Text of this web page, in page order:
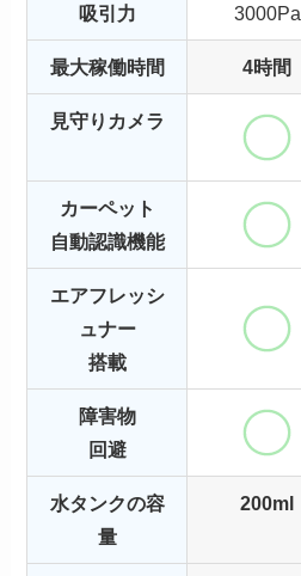
吸引力 3000Pa
最大稼働時間 4時間
見守りカメラ
カーペット
自動認識機能
エアフレッシ
ュナー
搭載
障害物
回避
水タンクの容
量
200ml